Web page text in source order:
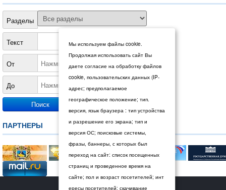
Разделы
Текст
От
До
ПАРТНЕРЫ
© 2026 Дума Ставропольского края.
Мы используем файлы cookie.
Продолжая использовать сайт Вы
даете согласие на обработку файлов
cookie, пользовательских данных (IP-
адрес; предполагаемое
географическое положение; тип.
версия, язык браузера : тип устройства
и разрешение его экрана; тип и
версия ОС; поисковые системы,
фразы, баннеры, с которых был
переход на сайт: список посещенных
страниц и проведенное время на
сайте; пол и возраст посетителей; инт
ересы посетителей; скачивание